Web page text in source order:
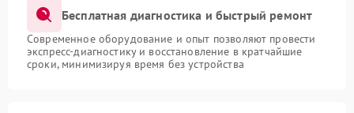
Бесплатная диагностика и быстрый ремонт
Современное оборудование и опыт позволяют провести
экспресс-диагностику и восстановление в кратчайшие
сроки, минимизируя время без устройства